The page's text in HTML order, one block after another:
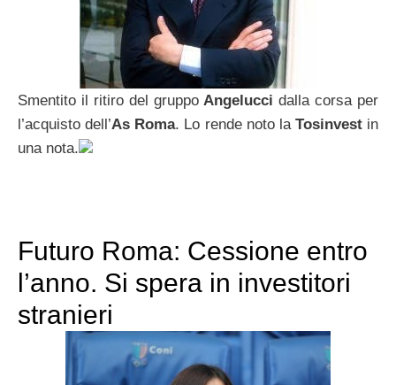
Smentito il ritiro del gruppoAngelucci dalla corsa per
l’acquisto dell’As Roma. Lo rende noto la Tosinvestin
una nota.
Futuro Roma: Cessione entro
l’anno. Si spera in investitori
stranieri